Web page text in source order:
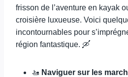
frisson de l’aventure en kayak
croisière luxueuse. Voici
incontournables pour
région fantastique. 🛶
🚤 Naviguer sur les